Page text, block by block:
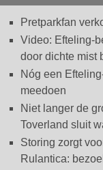
Pretparkfan
Video: Efteling-
door dichte mist
Nóg een
meedoen
Niet langer de
Toverland sluit
Storing zorgt
Rulantica: